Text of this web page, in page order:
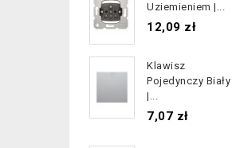
Uziemieniem |...
Cena
12,09 zł
Klawisz
Pojedynczy Biały
|...
Cena
7,07 zł